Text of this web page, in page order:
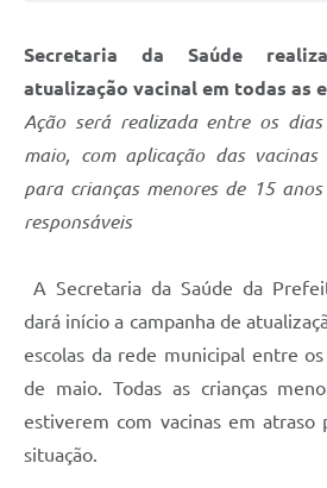
Telefones Úteis
Emprega
Contato
Secretaria da Saúde
atualização vacinal em todas as
Ação será realizada entre os
maio, com aplicação das
para crianças menores de 15
responsáveis
A Secretaria da Saúde da
dará início a campanha de
escolas da rede municipal entre
de maio. Todas as crianças
estiverem com vacinas em atraso
situação.